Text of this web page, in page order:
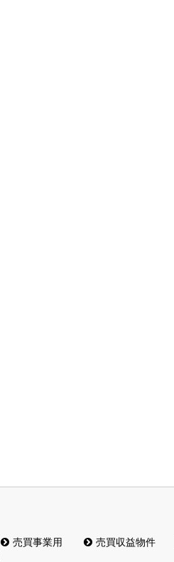
売買事業用 売買収益物件